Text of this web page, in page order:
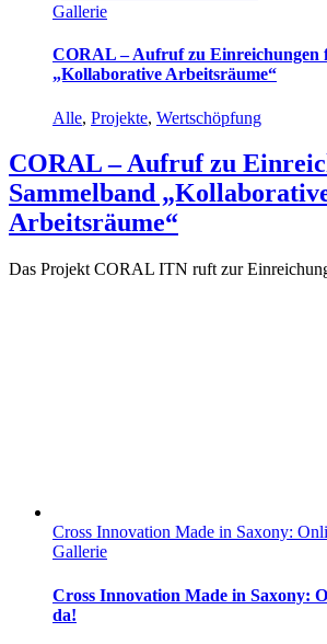
Gallerie
CORAL – Aufruf zu Einreichungen
„Kollaborative Arbeitsräume“
Alle, Projekte, Wertschöpfung
CORAL – Aufruf zu
Sammelband
Arbeitsräume“
Das Projekt CORAL ITN ruft zur
Cross Innovation Made in Saxony:
Gallerie
Cross Innovation Made in Saxony:
da!